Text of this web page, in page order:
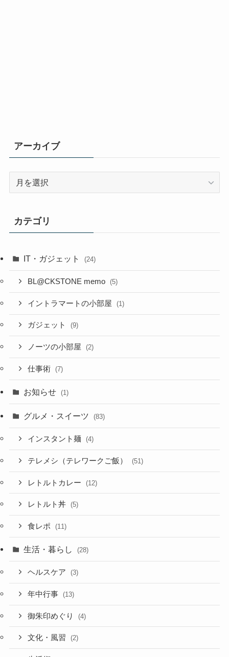
アーカイブ
ブ
カテゴリ
IT・ガジェット (24)
BL@CKSTONE memo (5)
イントラマートの小部屋 (1)
ガジェット (9)
ノーツの小部屋 (2)
仕事術 (7)
お知らせ (1)
グルメ・スイーツ (83)
インスタント麺 (4)
テレメシ（テレワークご飯） (51)
レトルトカレー (12)
レトルト丼 (5)
食レポ (11)
生活・暮らし (28)
ヘルスケア (3)
年中行事 (13)
御朱印めぐり (4)
文化・風習 (2)